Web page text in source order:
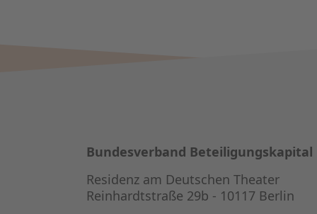
Bundesverband Beteiligungskapital
Residenz am Deutschen Theater
Reinhardtstraße 29b - 10117 Berlin